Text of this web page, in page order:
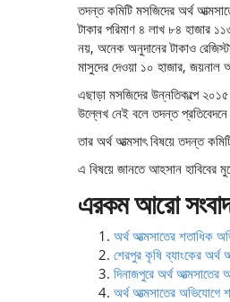
তদন্ত কমিটি মসজিদের অর্থ
টাকার পরিমাণ ৪ লাখ ৮৪ হাজার
নয়, অনেক অনুদানের টাকাও
মাসুদের দেওয়া ১০ হাজার, জয়নাল
এছাড়া মসজিদের উন্নতিকল্পে
উল্লেখ নেই বলে তদন্ত
তার অর্থ আত্মসাৎ বিষয়ে তদন্ত
এ বিষয়ে জানতে আহসান হাবিবের
এরকম আরো
অর্থ আত্মসাতের শতাধিক
শেরপুর কৃষি ব্যাংকের
দিনাজপুরে অর্থ
অর্থ আত্মসাতের অভিযোগে